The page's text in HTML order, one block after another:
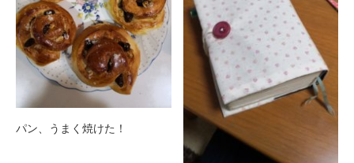
パン、うまく焼けた！